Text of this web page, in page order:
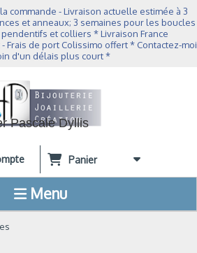
commande - Livraison actuelle estimée à 3
et anneaux; 3 semaines pour les boucles
et colliers * Livraison France
de port Colissimo offert * Contactez-moi
d'un délais plus court *
Pascale Dyllis
Panier
Menu